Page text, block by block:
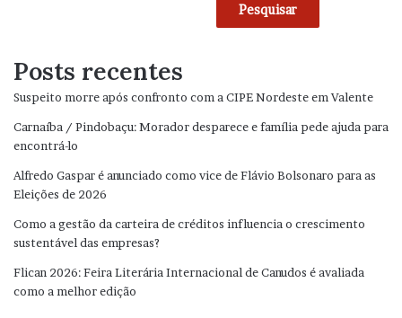
Pesquisar
Posts recentes
Suspeito morre após confronto com a CIPE Nordeste em Valente
Carnaíba / Pindobaçu: Morador desparece e família pede ajuda para
encontrá-lo
Alfredo Gaspar é anunciado como vice de Flávio Bolsonaro para as
Eleições de 2026
Como a gestão da carteira de créditos influencia o crescimento
sustentável das empresas?
Flican 2026: Feira Literária Internacional de Canudos é avaliada
como a melhor edição